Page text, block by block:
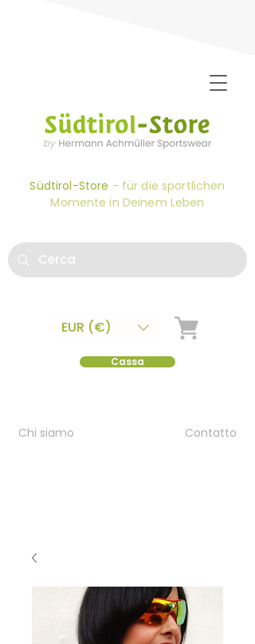
EUR (€)
Cassa
Chi siamo Contatto
Südtirol-Store - für die sportlichen
Momente in Deinem Leben